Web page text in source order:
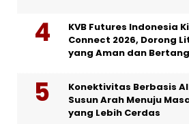
KVB Futures Indonesia
Connect 2026, Dorong
yang Aman dan
Konektivitas Berbasis
Susun Arah Menuju
yang Lebih Cerdas